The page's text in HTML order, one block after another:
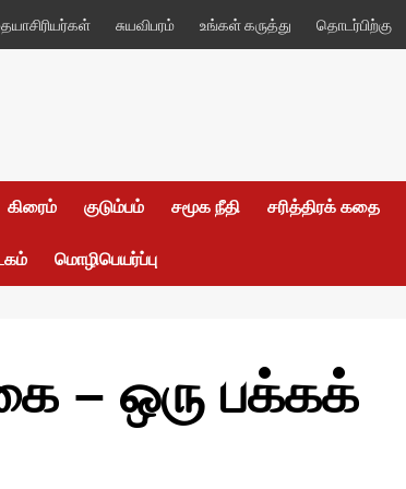
சுயவிபரம் உங்கள் கருத்து தொடர்பிற்கு
கிரைம் குடும்பம் சமூக நீதி சரித்திரக் கதை
மொழிபெயர்ப்பு
– ஒரு பக்கக்